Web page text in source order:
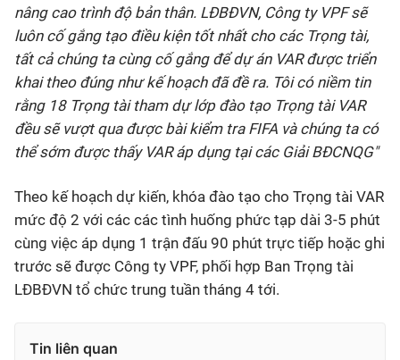
nâng cao trình độ bản thân. LĐBĐVN, Công ty VPF sẽ
luôn cố gắng tạo điều kiện tốt nhất cho các Trọng tài,
tất cả chúng ta cùng cố gắng để dự án VAR được triển
khai theo đúng như kế hoạch đã đề ra. Tôi có niềm tin
rằng 18 Trọng tài tham dự lớp đào tạo Trọng tài VAR
đều sẽ vượt qua được bài kiểm tra FIFA và chúng ta có
thể sớm được thấy VAR áp dụng tại các Giải BĐCNQG"
Theo kế hoạch dự kiến, khóa đào tạo cho Trọng tài VAR
mức độ 2 với các các tình huống phức tạp dài 3-5 phút
cùng việc áp dụng 1 trận đấu 90 phút trực tiếp hoặc ghi
trước sẽ được Công ty VPF, phối hợp Ban Trọng tài
LĐBĐVN tổ chức trung tuần tháng 4 tới.
Tin liên quan